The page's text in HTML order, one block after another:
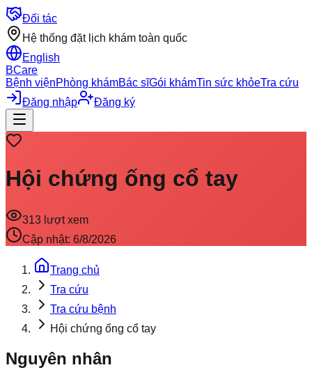
Đối tác
Hệ thống đặt lịch khám toàn quốc
English
BCare
Bệnh việnPhòng khámBác sĩGói khámTin sức khỏeTra cứu
Đăng nhập
Đăng ký
Hội chứng ống cổ tay
313 lượt xem
Cập nhật: 6/8/2026
Trang chủ
Tra cứu
Tra cứu bệnh
Hội chứng ống cổ tay
Nguyên nhân